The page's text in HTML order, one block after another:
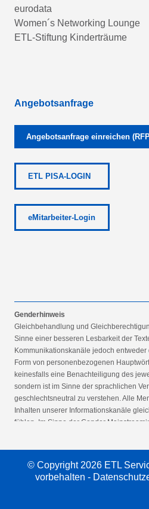
eurodata
Women´s Networking Lounge
ETL-Stiftung Kinderträume
Angebotsanfrage
Angebotsanfrage einreichen
ETL PISA-LOGIN
eMitarbeiter-Login
Genderhinweis
Gleichbehandlung und
Sinne einer besseren Lesbarkeit der
Kommunikationskanäle jedoch
Form von personenbezogenen
keinesfalls eine Benachteiligung des
sondern ist im Sinne der sprachlichen
geschlechtsneutral zu verstehen. Alle
Inhalten unserer Informationskanäle
fühlen. Im Sinne der Gender
© Copyright 2026 ETL
vorbehalten -